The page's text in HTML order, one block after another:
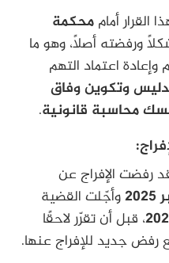
أمام محكمة
ورفضته أصلاً، وهو ما
وإعادة اعتماد التهم
وتكوين وفاق
محاسبة قانونية.
قد رفضت الإفراج عن
وأجّلت القضية
، قبل أن تقرّر لاحقًا
رفض جديد للإفراج عنها.